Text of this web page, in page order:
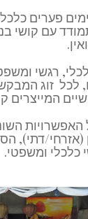
פערים
עם קושי
רגשי
לכל זוג
המייצרים
האפשרויות
(אזרחי/דתי),
כלכלי ומשפטי.